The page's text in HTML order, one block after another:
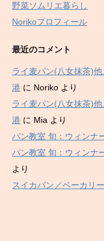
野菜ソムリエ暮らし
Norikoプロフィール
最近のコメント
ライ麦パン(八女抹茶)
港 に Noriko より
ライ麦パン(八女抹茶)
港 に Mia より
パン教室 旬：ウィンナ
パン教室 旬：ウィンナ
より
スイカパン／ベーカリ